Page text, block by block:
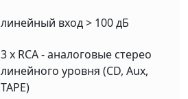
линейный вход > 100 дБ
3 х RCA - аналоговые стерео
линейного уровня (CD, Aux,
TAPE)